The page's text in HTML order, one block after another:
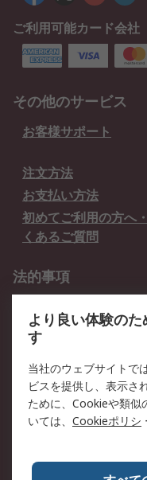
ご利用可能カード会社
その他のサービス
お客様サポート
注文方法
お支払い方法
初めてご利用の方へ
くあるご質問
法的事項
クッキーポリシー
RSについて
会社概要
プレスリリース＆お
全世界のRS
より良い体験の
す
当社のウェブサイトで
ビスを提供し、表示さ
ために、Cookieや類似
いては、 Cookieポリシ